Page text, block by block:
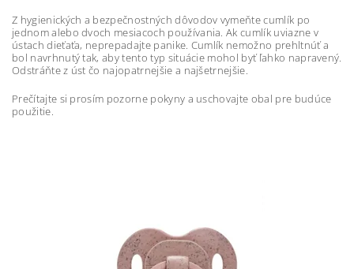
Z hygienických a bezpečnostných dôvodov vymeňte cumlík po
jednom alebo dvoch mesiacoch používania. Ak cumlík uviazne v
ústach dieťaťa, neprepadajte panike. Cumlík nemožno prehltnúť a
bol navrhnutý tak, aby tento typ situácie mohol byť ľahko napravený.
Odstráňte z úst čo najopatrnejšie a najšetrnejšie.
Prečítajte si prosím pozorne pokyny a uschovajte obal pre budúce
použitie.